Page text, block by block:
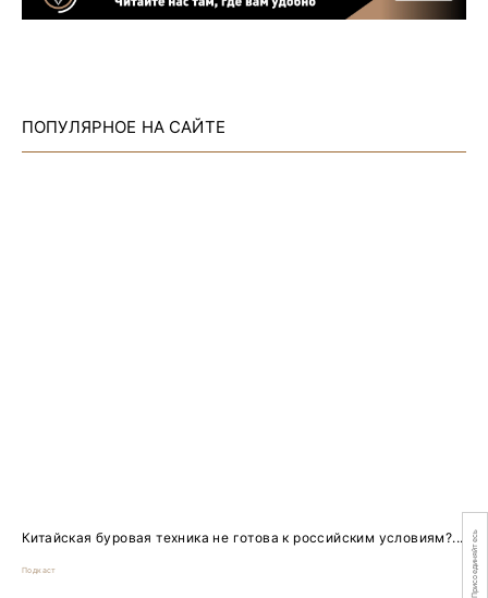
ПОПУЛЯРНОЕ НА САЙТЕ
Китайская буровая техника не готова к российским условиям?...
Подкаст Присоединяйтесь